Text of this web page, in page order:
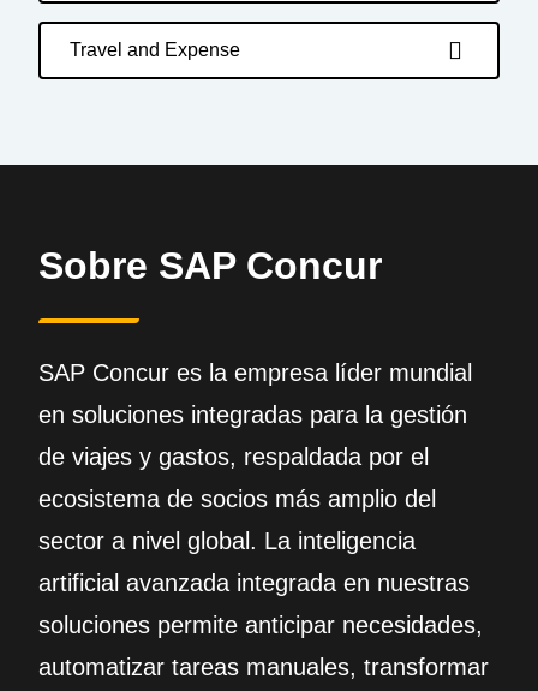
Travel and Expense
Sobre SAP Concur
SAP Concur es la empresa líder mundial
en soluciones integradas para la gestión
de viajes y gastos, respaldada por el
ecosistema de socios más amplio del
sector a nivel global. La inteligencia
artificial avanzada integrada en nuestras
soluciones permite anticipar necesidades,
automatizar tareas manuales, transformar